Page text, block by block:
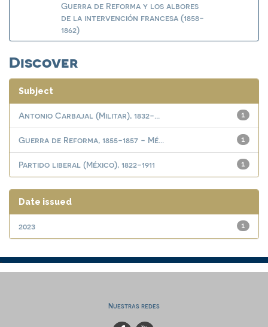
Guerra de Reforma y los albores
de la intervención francesa (1858-
1862)
Discover
Subject
1
Antonio Carbajal (Militar), 1832-...
1
Guerra de Reforma, 1855-1857 - Mé...
1
Partido liberal (México), 1822-1911
Date issued
1
2023
Nuestras redes